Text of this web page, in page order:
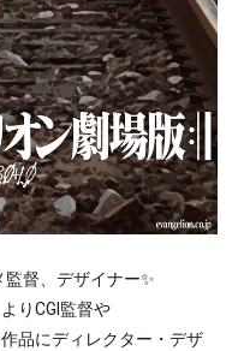
監督、デザイナー✨
りCGI監督や
品にディレクター・デザ